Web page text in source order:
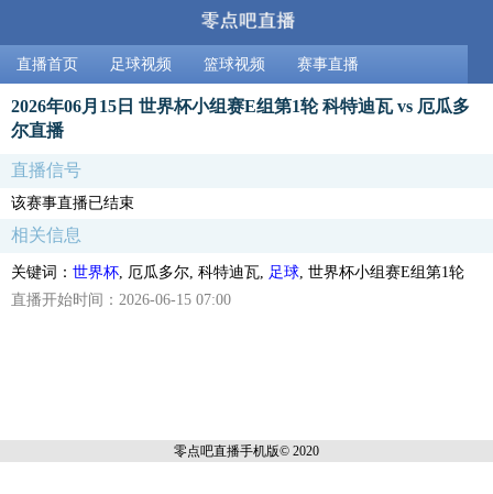
直播首页 足球视频 篮球视频 赛事直播
2026年06月15日 世界杯小组赛E组第1轮 科特迪瓦 vs 厄瓜多
尔直播
直播信号
该赛事直播已结束
相关信息
关键词： 世界杯 , 厄瓜多尔, 科特迪瓦, 足球 , 世界杯小组赛E组第1轮
直播开始时间：2026-06-15 07:00
零点吧直播手机版© 2020